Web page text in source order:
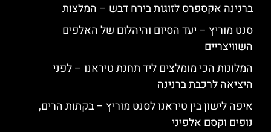
ברנינה אקספרס לזוגות בירח דבש – המלצות
סנט מוריץ – יעד הסיום והיהלום של האלפים
השוויצריים
המלונות הכי מומלצים ליד תחנת טיראנו – לפני
היציאה לרכבת ברנינה
איפה לישון בין טיראנו לסנט מוריץ – בקתות הרים,
נופים וקסם אלפיני